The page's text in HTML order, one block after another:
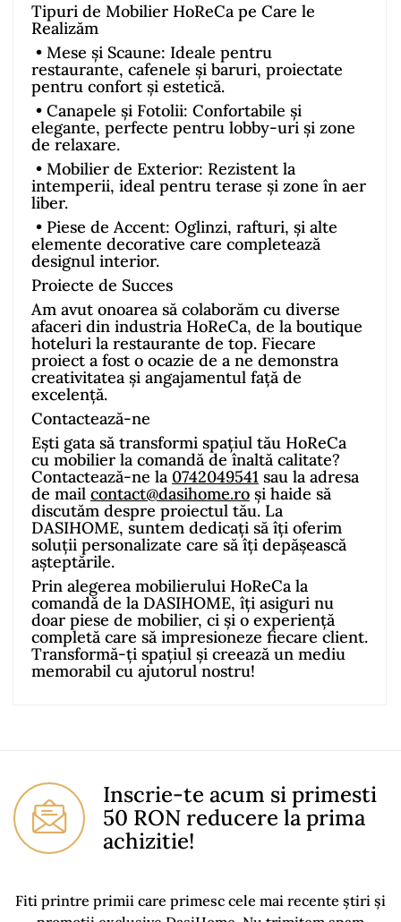
Tipuri de Mobilier HoReCa pe Care le
Realizăm
• Mese și Scaune: Ideale pentru
restaurante, cafenele și baruri, proiectate
pentru confort și estetică.
• Canapele și Fotolii: Confortabile și
elegante, perfecte pentru lobby-uri și zone
de relaxare.
• Mobilier de Exterior: Rezistent la
intemperii, ideal pentru terase și zone în aer
liber.
• Piese de Accent: Oglinzi, rafturi, și alte
elemente decorative care completează
designul interior.
Proiecte de Succes
Am avut onoarea să colaborăm cu diverse
afaceri din industria HoReCa, de la boutique
hoteluri la restaurante de top. Fiecare
proiect a fost o ocazie de a ne demonstra
creativitatea și angajamentul față de
excelență.
Contactează-ne
Ești gata să transformi spațiul tău HoReCa
cu mobilier la comandă de înaltă calitate?
Contactează-ne la 0742049541 sau la adresa
de mail contact@dasihome.ro și haide să
discutăm despre proiectul tău. La
DASIHOME, suntem dedicați să îți oferim
soluții personalizate care să îți depășească
așteptările.
Prin alegerea mobilierului HoReCa la
comandă de la DASIHOME, îți asiguri nu
doar piese de mobilier, ci și o experiență
completă care să impresioneze fiecare client.
Transformă-ți spațiul și creează un mediu
memorabil cu ajutorul nostru!
You Must Login To Review
Inscrie-te acum si primesti
50 RON reducere la prima
achizitie!
Fiti printre primii care primesc cele mai recente știri și